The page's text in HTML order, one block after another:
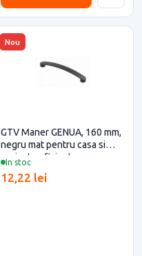
Nou
In stoc
GTV Maner GENUA, 160 mm,
negru mat pentru casa si
proiecte eficiente
12,22 lei